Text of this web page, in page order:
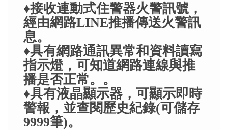
♦接收連動式住警器火警訊號，
經由網路LINE推播傳送火警訊
息。
♦具有網路通訊異常和資料讀寫
指示燈，可知道網路連線與推
播是否正常。。
♦具有液晶顯示器，可顯示即時
警報，並查閱歷史紀錄(可儲存
9999筆)。